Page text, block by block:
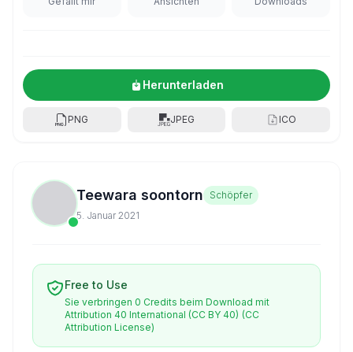
Herunterladen
PNG JPEG ICO
Teewara soontorn
Schöpfer
5. Januar 2021
Free to Use
Sie verbringen 0 Credits beim Download mit
Attribution 40 International (CC BY 40) (CC
Attribution License)